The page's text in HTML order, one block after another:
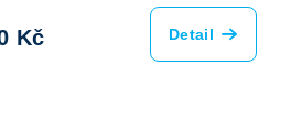
Kč Detail